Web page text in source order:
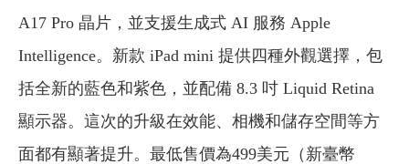
A17 Pro 晶片，並支援生成式 AI 服務 Apple
Intelligence。新款 iPad mini 提供四種外觀選擇，包
括全新的藍色和紫色，並配備 8.3 吋 Liquid Retina
顯示器。這次的升級在效能、相機和儲存空間等方
面都有顯著提升。最低售價為499美元（新臺幣